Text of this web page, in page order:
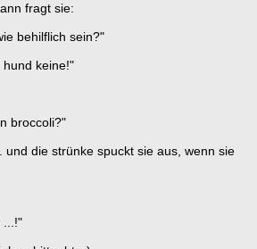
fragt sie:
behilflich sein?"
keine!"
broccoli?"
die strünke spuckt sie aus, wenn sie
...!"